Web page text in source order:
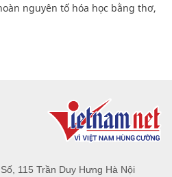
nguyên tố hóa học bằng thơ,
115 Trần Duy Hưng Hà Nội